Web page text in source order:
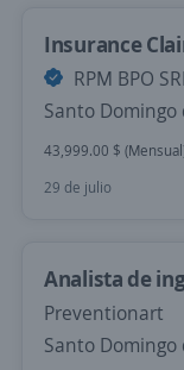
Insurance
RPM BPO
Santo
43,999.00 $
29 de julio
Analista de
Preventionart
Santo